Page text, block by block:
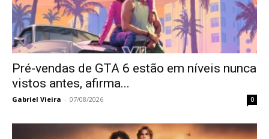
Pré-vendas de GTA 6 estão em níveis nunca
vistos antes, afirma...
Gabriel Vieira - 07/08/2026 0